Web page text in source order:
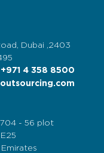
2403, Nassima Tower, Sheikh Zayed Road, Dubai,
+971 4 358 8500
- 56 plot,